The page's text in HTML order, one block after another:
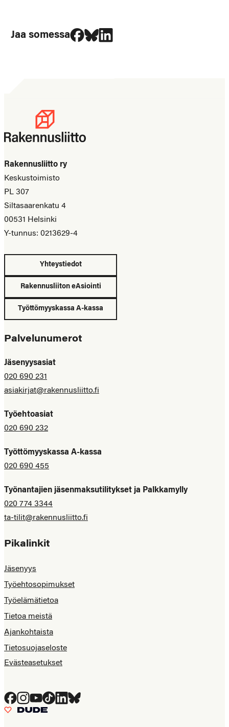
Jaa somessa
Jaa Facebookissa
Jaa Blueskyssa
Jaa LinkedIn:ssä
Rakennusliitto ry
Keskustoimisto
PL 307
Siltasaarenkatu 4
00531 Helsinki
Y-tunnus: 0213629-4
Yhteystiedot
Rakennusliiton eAsiointi
Työttömyyskassa A-kassa
Palvelunumerot
Jäsenyysasiat
020 690 231
asiakirjat@rakennusliitto.fi
Työehtoasiat
020 690 232
Työttömyyskassa A-kassa
020 690 455
Työnantajien jäsenmaksutilitykset ja Palkkamylly
020 774 3344
ta-tilit@rakennusliitto.fi
Pikalinkit
Jäsenyys
Työehtosopimukset
Työelämätietoa
Tietoa meistä
Ajankohtaista
Tietosuojaseloste
Evästeasetukset
Facebook
Instagram
YouTube
TiktokLinkedIn
Bluesky